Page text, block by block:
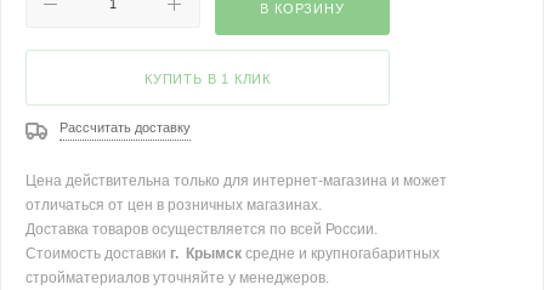
В КОРЗИНУ
КУПИТЬ В 1 КЛИК
Рассчитать доставку
Цена действительна только для интернет-магазина и может
отличаться от цен в розничных магазинах.
Доставка товаров осуществляется по всей России.
Стоимость доставки г. Крымск средне и крупногабаритных
стройматериалов уточняйте у менеджеров.